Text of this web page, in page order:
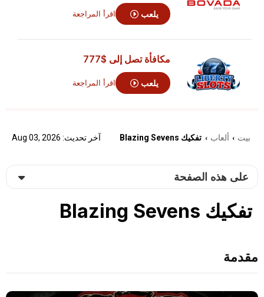
يلعب اقرأ المراجعة
مكافأة تصل إلى$777
يلعب اقرأ المراجعة
بيت › ألعاب › تفكيك Blazing Sevens آخر تحديث: Aug 03, 2026
على هذه الصفحة
تفكيك Blazing Sevens
مقدمة